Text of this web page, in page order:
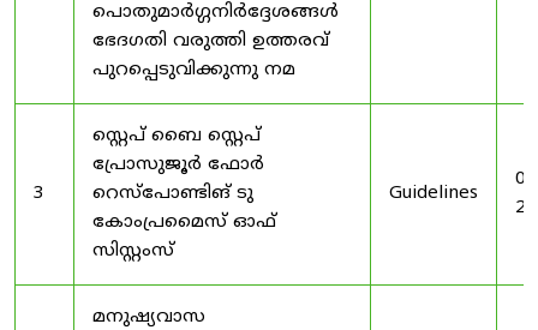
പൊതുമാർഗ്ഗനിർദ്ദേശങ്ങൾ
ഭേദഗതി വരുത്തി ഉത്തരവ്
പുറപ്പെടുവിക്കുന്നു നമ
3
സ്റ്റെപ് ബൈ സ്റ്റെപ്
പ്രോസുജൂർ ഫോർ
റെസ്‌പോണ്ടിങ് ടു
കോംപ്രമൈസ് ഓഫ്
സിസ്റ്റംസ്
Guidelines
മനുഷ്യവാസ